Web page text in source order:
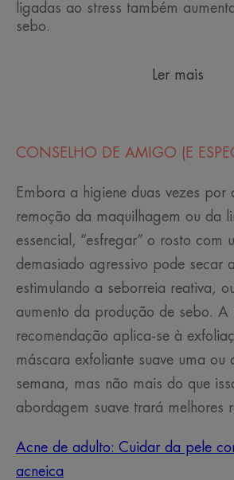
ligadas ao stress também
sebo.
Ler mais
CONSELHO DE AMIGO (E
Embora a higiene duas vezes por
remoção da maquilhagem ou da
essencial, “esfregar” o rosto com
demasiado agressivo pode secar
estimulando a seborreia reativa,
aumento da produção de sebo. A
recomendação aplica-se à
máscara exfoliante suave uma ou
semana, mas não mais do que
abordagem suave trará melhores
Acne de adulto: Cuidar da pele
acneica